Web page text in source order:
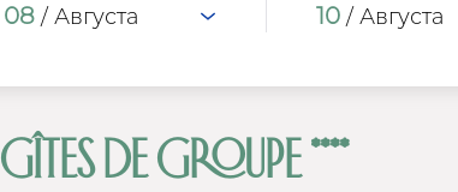
08 / Августа 10 / Августа
GÎTES DE GROUPE ****